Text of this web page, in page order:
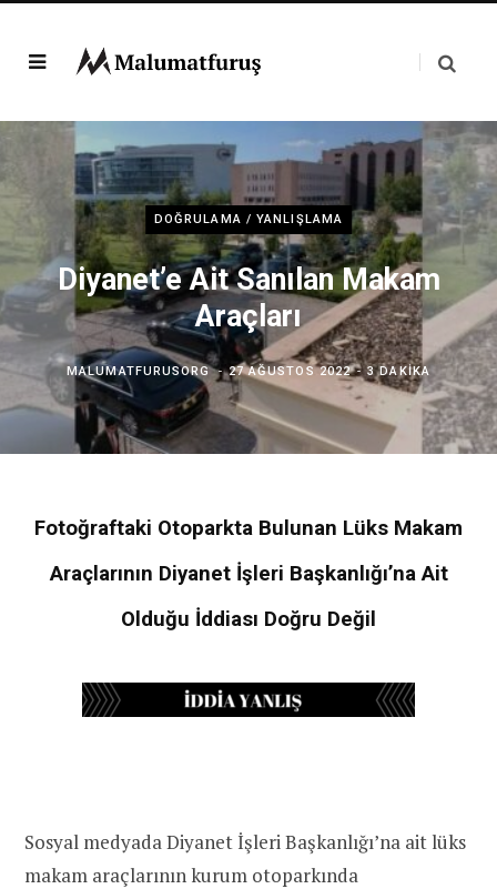
DOĞRULAMA / YANLIŞLAMA
Diyanet’e Ait Sanılan Makam
Araçları
MALUMATFURUSORG 27 AĞUSTOS 2022 3 DAKIKA
Fotoğraftaki Otoparkta Bulunan Lüks Makam
Araçlarının Diyanet İşleri Başkanlığı’na Ait
Olduğu İddiası Doğru Değil
Sosyal medyada Diyanet İşleri Başkanlığı’na ait lüks
makam araçlarının kurum otoparkında